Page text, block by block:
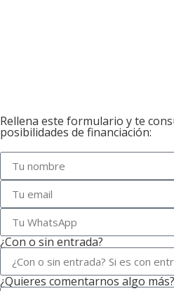
Rellena este formulario y te
posibilidades de financiación:
¿Con o sin entrada?
¿Quieres comentarnos algo más?